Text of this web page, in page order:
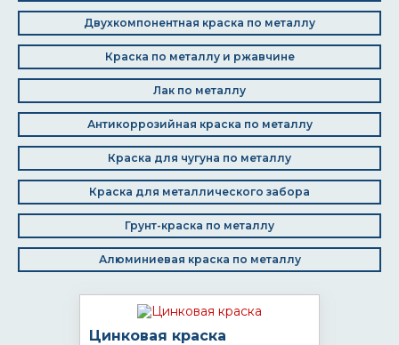
Двухкомпонентная краска по металлу
Краска по металлу и ржавчине
Лак по металлу
Антикоррозийная краска по металлу
Краска для чугуна по металлу
Краска для металлического забора
Грунт-краска по металлу
Алюминиевая краска по металлу
Цинковая краска